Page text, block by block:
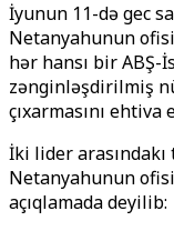
İyunun 11-də gec
Netanyahunun
hər hansı bir
zənginləşdirilmiş
çıxarmasını
İki lider arasındakı
Netanyahunun
açıqlamada deyilib: